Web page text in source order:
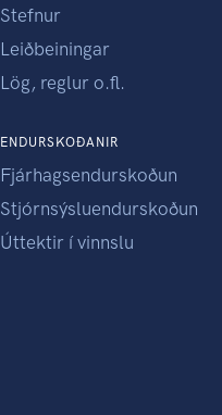
Stefnur
Leiðbeiningar
Lög, reglur o.fl.
ENDURSKOÐANIR
Fjárhagsendurskoðun
Stjórnsýsluendurskoðun
Úttektir í vinnslu